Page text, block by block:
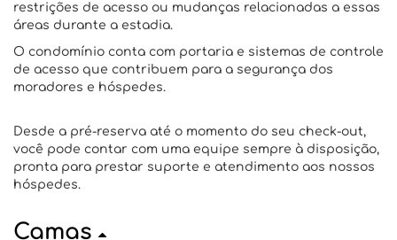
restrições de acesso ou mudanças relacionadas a essas
áreas durante a estadia.
O condomínio conta com portaria e sistemas de controle
de acesso que contribuem para a segurança dos
moradores e hóspedes.
Desde a pré-reserva até o momento do seu check-out,
você pode contar com uma equipe sempre à disposição,
pronta para prestar suporte e atendimento aos nossos
hóspedes.
Camas